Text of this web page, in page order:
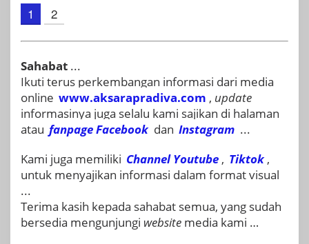
1 2
Sahabat ...
Ikuti terus perkembangan informasi dari media
online www.aksarapradiva.com , update
informasinya juga selalu kami sajikan di halaman
atau fanpageFacebook dan Instagram ...
Kami juga memiliki Channel Youtube , Tiktok ,
untuk menyajikan informasi dalam format visual
...
Terima kasih kepada sahabat semua, yang sudah
bersedia mengunjungi website media kami …